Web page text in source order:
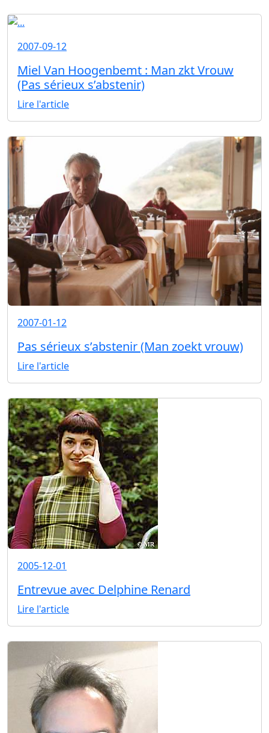
2007-09-12
Miel Van Hoogenbemt : Man zkt Vrouw
(Pas sérieux s’abstenir)
Lire l'article
2007-01-12
Pas sérieux s’abstenir (Man zoekt vrouw)
Lire l'article
2005-12-01
Entrevue avec Delphine Renard
Lire l'article